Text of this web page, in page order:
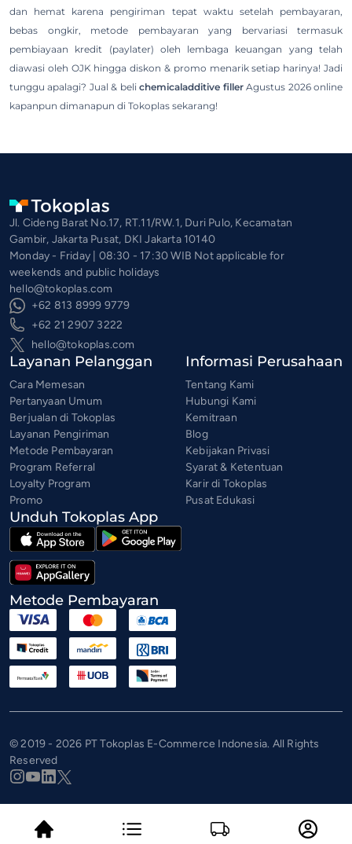
dan hemat karena pengiriman tepat waktu setelah pembayaran,
bebas ongkir, metode pembayaran yang bervariasi termasuk
pembiayaan kredit (paylater) oleh lembaga keuangan yang telah
diawasi oleh OJK hingga diskon & promo menarik setiap harinya! Jadi
tunggu apalagi? Jual & belichemicaladditive fillerAgustus 2026 online
kapanpun dimanapun di Tokoplas sekarang!
Jl. Cideng Barat No.17, RT.11/RW.1, Duri Pulo, Kecamatan
Gambir, Jakarta Pusat, DKI Jakarta 10140
Monday - Friday | 08:30 - 17:30 WIB Not applicable for
weekends and public holidays
hello@tokoplas.com
+62 813 8999 9779
+62 21 2907 3222
hello@tokoplas.com
Layanan Pelanggan
Cara Memesan
Pertanyaan Umum
Berjualan di Tokoplas
Layanan Pengiriman
Metode Pembayaran
Program Referral
Loyalty Program
Promo
Informasi Perusahaan
Tentang Kami
Hubungi Kami
Kemitraan
Blog
Kebijakan Privasi
Syarat & Ketentuan
Karir di Tokoplas
Pusat Edukasi
Unduh Tokoplas App
Metode Pembayaran
© 2019 - 2026 PT Tokoplas E-Commerce Indonesia. All Rights
Reserved